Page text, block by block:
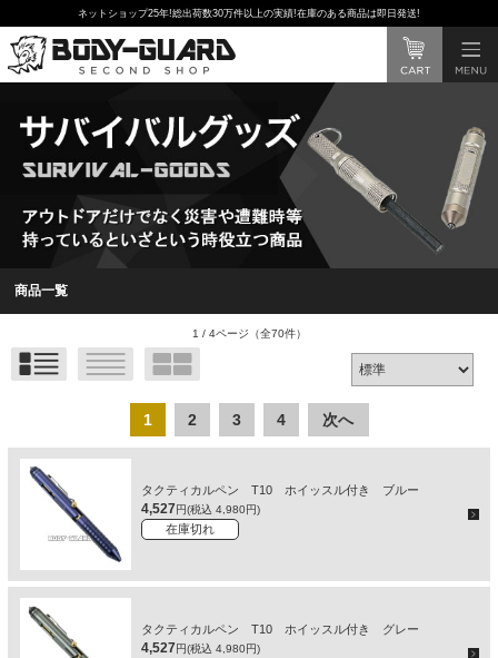
ネットショップ25年!総出荷数30万件以上の実績!在庫のある商品は即日発送!
商品一覧
1 / 4ページ （全70件）
1 2 3 4 次へ
タクティカルペン T10 ホイッスル付き ブルー
4,527円(税込 4,980円)
在庫切れ
タクティカルペン T10 ホイッスル付き グレー
4,527円(税込 4,980円)